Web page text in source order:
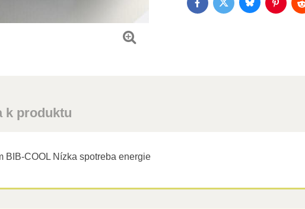
FacebookTwitterBluesky
k produktu
BIB-COOL Nízka spotreba energie